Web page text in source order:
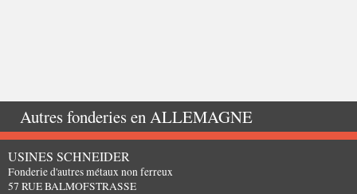
Autres fonderies enALLEMAGNE
USINES SCHNEIDER
Fonderie d'autres métaux non ferreux
57 RUE BALMOFSTRASSE